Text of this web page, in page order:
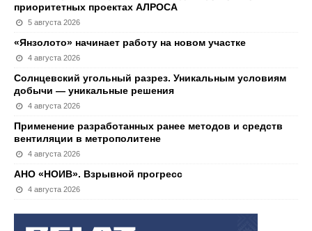
приоритетных проектах АЛРОСА
5 августа 2026
«Янзолото» начинает работу на новом участке
4 августа 2026
Солнцевский угольный разрез. Уникальным условиям
добычи — уникальные решения
4 августа 2026
Применение разработанных ранее методов и средств
вентиляции в метрополитене
4 августа 2026
АНО «НОИВ». Взрывной прогресс
4 августа 2026